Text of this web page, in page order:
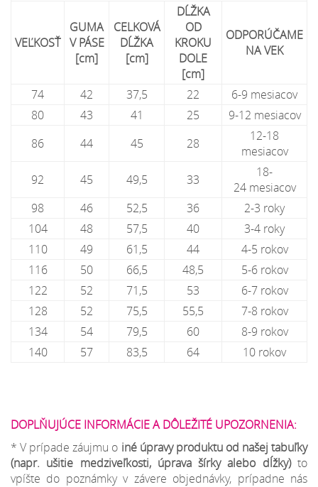
VEĽKOSŤ
GUMA
V PÁSE
[cm]
CELKOVÁ
DĹŽKA
[cm]
DĹŽKA
OD
KROKU
DOLE
[cm]
ODPORÚČAME
NAVEK
74 42 37,5 22
6-9 mesiacov
80
43 41 25
9-12 mesiacov
86
44 45 28
12-18
mesiacov
92
45 49,5 33
18-
24 mesiacov
98
46 52,5 36
2-3 roky
104
48 57,5 40
3-4 roky
110
49 61,5 44
4-5 rokov
116
50 66,5 48,5
5-6 rokov
122
52 71,5 53
6-7 rokov
128
52 75,5 55,5
7-8 rokov
134
54 79,5 60
8-9 rokov
140
57 83,5 64 10 rokov
DOPLŇUJÚCE INFORMÁCIE A DÔLEŽITÉ UPOZORNENIA:
* V prípade záujmu o iné úpravy produktu od našej tabuľky
(napr. ušitie medziveľkosti, úprava šírky alebo dĺžky)to
vpíšte do poznámky v závere objednávky, prípadne nás